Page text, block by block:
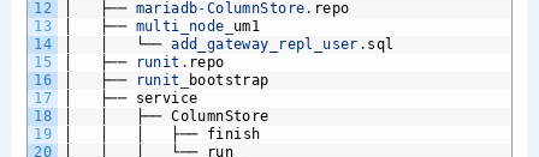
12
13
14
15
16
17
18
19
20
├── mariadb-ColumnStore. repo
├── multi_node
um1
└── add_gateway_repl_user . sql
├── runit . repo
├── runit
bootstrap
├──
service
├── ColumnStore
├──
finish
└──
run